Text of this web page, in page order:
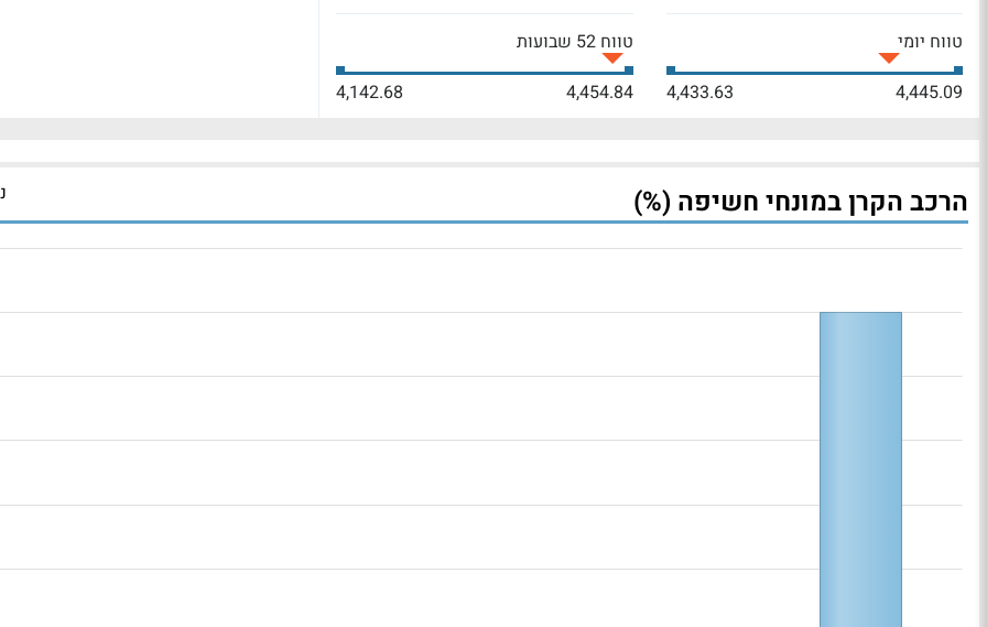
טווח יומי
4,445.09
4,433.63
טווח 52 שבועות
4,454.84
4,142.68
הרכב הקרן במונחי חשיפה (%)